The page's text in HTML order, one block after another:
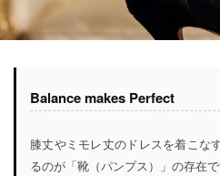
Balance makes Perfect
膝丈やミモレ丈のドレスを着こな
るのが「靴（パンプス）」の存在で